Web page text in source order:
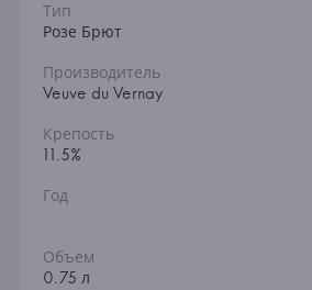
Тип
Розе Брют
Производитель
Veuve du Vernay
Крепость
11.5%
Год
Объем
0.75 л